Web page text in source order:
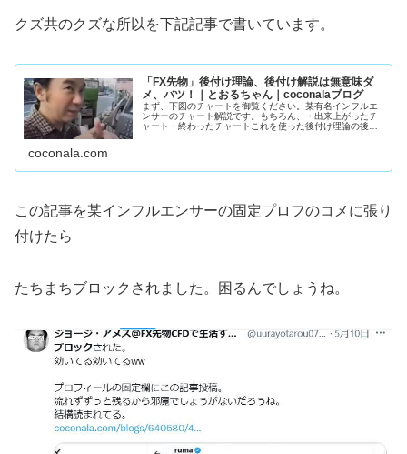
クズ共のクズな所以を下記記事で書いています。
「FX先物」後付け理論、後付け解説は無意味ダ
メ、バツ！｜とおるちゃん｜coconalaブログ
まず、下図のチャートを御覧ください。某有名インフルエ
ンサーのチャート解説です。もちろん、・出来上がったチ
ャート・終わったチャートこれを使った後付け理論の後付
coconala.com
この記事を某インフルエンサーの固定プロフのコメに張り
付けたら
たちまちブロックされました。困るんでしょうね。